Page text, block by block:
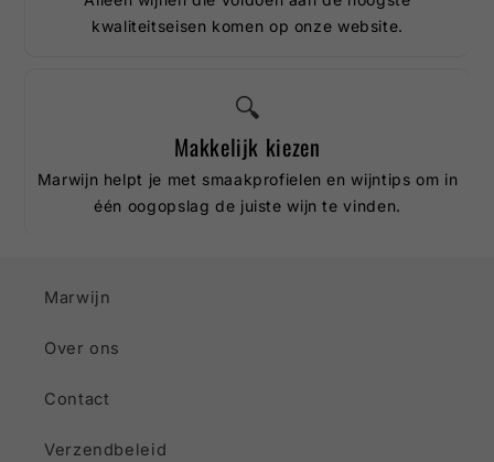
kwaliteitseisen komen op onze website.
🔍
Makkelijk kiezen
Marwijn helpt je met smaakprofielen en wijntips om in
één oogopslag de juiste wijn te vinden.
Marwijn
Over ons
Contact
Verzendbeleid